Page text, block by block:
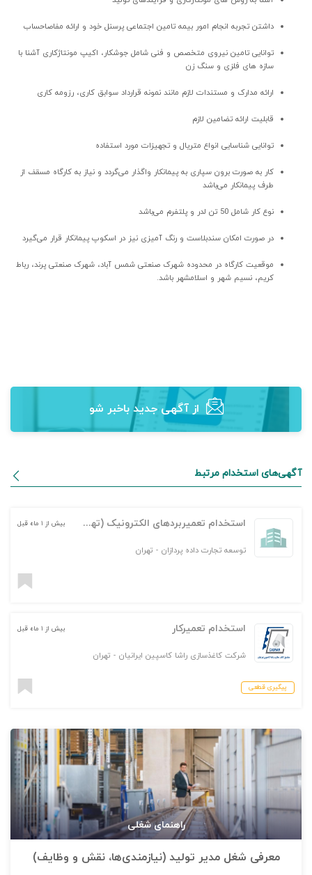
داشتن تجربه انجام امور بیمه تامین اجتماعی پرسنل خود و ارائه مفاصاحساب
توانایی تامین نیروی متخصص و فنی شامل جوشکار، اکیپ مونتاژکاری آشنا با
سازه های فلزی و سنگ زن
ارائه مدارک و مستندات لازم مانند نمونه قرارداد سوابق کاری، رزومه کاری
قابلیت ارائه تضامین لازم
توانایی شناسایی انواع متریال و تجهیزات مورد استفاده
کار به صورت برون سپاری به پیمانکار واگذار می‌گردد و نیاز به کارگاه مسقف از
طرف پیمانکار می‌باشد
نوع کار شامل 50 تن لدر و پلتفرم می‌باشد
در صورت امکان سندبلاست و رنگ آمیزی نیز در اسکوپ پیمانکار قرار می‌گیرد
موقعیت کارگاه در محدوده شهرک صنعتی شمس آباد، شهرک صنعتی پرند، رباط
کریم، نسیم شهر و اسلامشهر باشد.
از آگهی‌ جدید باخبر شو
آگهی‌های استخدام مرتبط
استخدام تعمیربردهای الکترونیک (تهران)
توسعه تجارت داده پردازان - تهران
بیش از ۱ ماه قبل
استخدام تعمیرکار
شرکت کاغذسازی راشا کاسپین ایرانیان - تهران
بیش از ۱ ماه قبل
پیگیری قطعی
راهنمای شغلی
معرفی شغل مدیر تولید (نیازمندی‌ها، نقش و وظایف)